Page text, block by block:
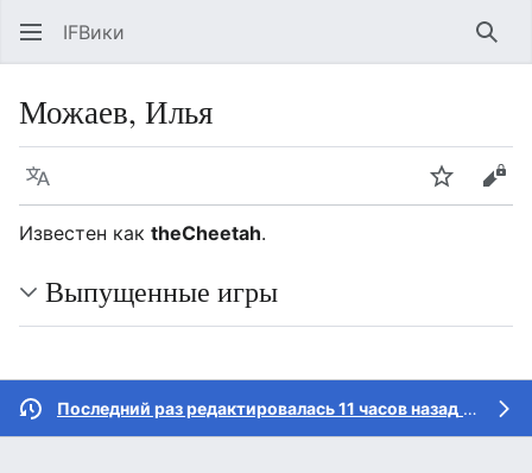
IFВики
Можаев, Илья
Язык Следить
Известен как theCheetah.
Выпущенные игры
Последний раз редактировалась 11 часов назад